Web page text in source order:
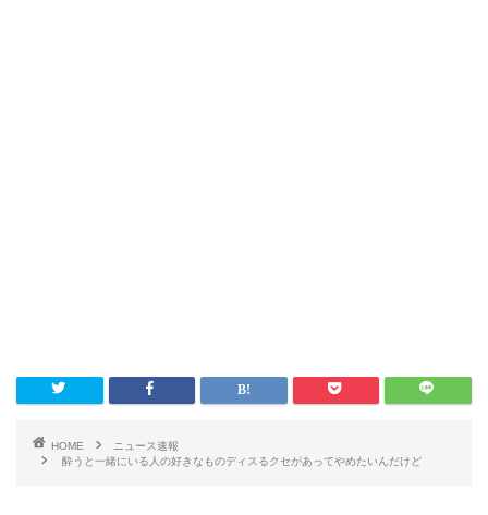
HOME
ニュース速報
酔うと一緒にいる人の好きなものディスるクセがあってやめたいんだけど